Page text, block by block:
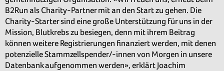
B2Run als Charity-Partner mit an den Start zu gehen. Die
Charity-Starter sind eine große Unterstützung für uns in der
Mission, Blutkrebs zu besiegen, denn mit ihrem Beitrag
können weitere Registrierungen finanziert werden, mit denen
potenzielle Stammzellspender/-innen von Morgen in unsere
Datenbank aufgenommen werden», erklärt Joachim